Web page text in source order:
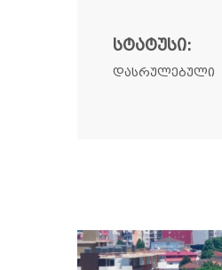
ᲡᲢᲐᲢᲣᲡᲘ:
დასრულებული